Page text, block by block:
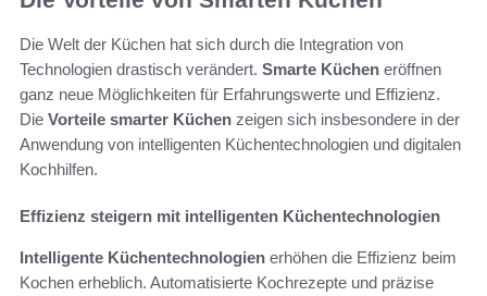
Die Welt der Küchen hat sich durch die Integration von
Technologien drastisch verändert. Smarte Küchen eröffnen
ganz neue Möglichkeiten für Erfahrungswerte und Effizienz.
Die Vorteile smarter Küchen zeigen sich insbesondere in der
Anwendung von intelligenten Küchentechnologien und digitalen
Kochhilfen.
Effizienz steigern mit intelligenten Küchentechnologien
Intelligente Küchentechnologien erhöhen die Effizienz beim
Kochen erheblich. Automatisierte Kochrezepte und präzise